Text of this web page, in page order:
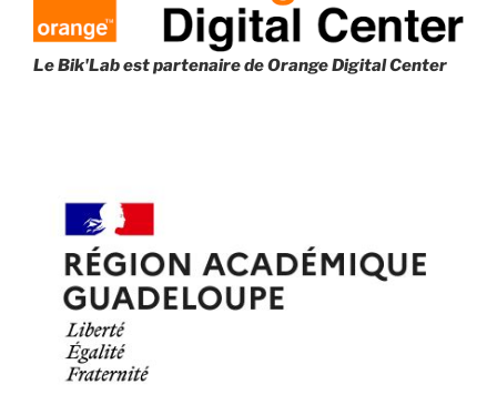
Le Bik'Lab est partenaire deOrange Digital Center